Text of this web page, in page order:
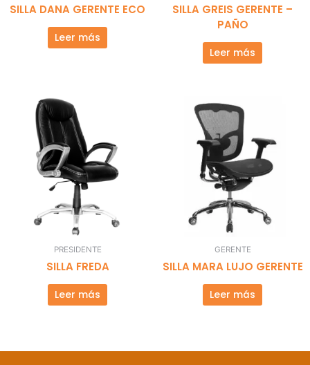
SILLA DANA GERENTE ECO
Leer más
SILLA GREIS GERENTE –
PAÑO
Leer más
PRESIDENTE
SILLA FREDA
Leer más
GERENTE
SILLA MARA LUJO GERENTE
Leer más